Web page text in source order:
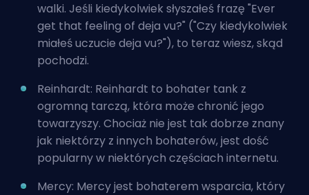
walki. Jeśli kiedykolwiek słyszałeś frazę "Ever
get that feeling of deja vu?" ("Czy kiedykolwiek
miałeś uczucie deja vu?"), to teraz wiesz, skąd
pochodzi.
Reinhardt: Reinhardt to bohater tank z
ogromną tarczą, która może chronić jego
towarzyszy. Chociaż nie jest tak dobrze znany
jak niektórzy z innych bohaterów, jest dość
popularny w niektórych częściach internetu.
Mercy: Mercy jest bohaterem wsparcia, który